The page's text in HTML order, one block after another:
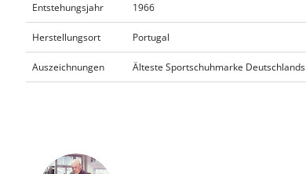
Entstehungsjahr 1966
Herstellungsort Portugal
Auszeichnungen Älteste Sportschuhmarke Deutschlands